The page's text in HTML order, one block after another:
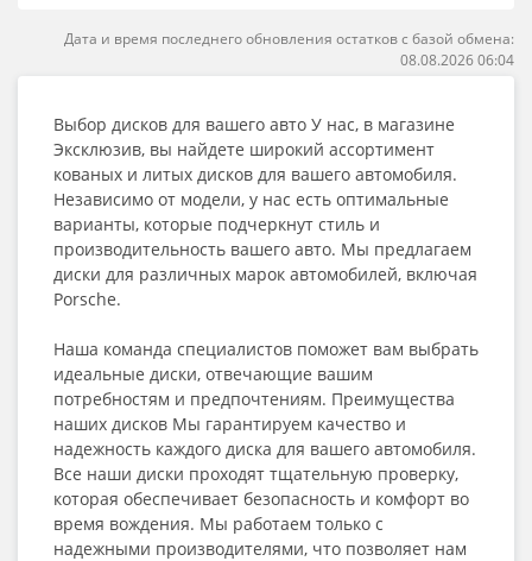
Дата и время последнего обновления остатков с базой обмена:
08.08.2026 06:04
Выбор дисков для вашего авто У нас, в магазине
Эксклюзив, вы найдете широкий ассортимент
кованых и литых дисков для вашего автомобиля.
Независимо от модели, у нас есть оптимальные
варианты, которые подчеркнут стиль и
производительность вашего авто. Мы предлагаем
диски для различных марок автомобилей, включая
Porsche.
Наша команда специалистов поможет вам выбрать
идеальные диски, отвечающие вашим
потребностям и предпочтениям. Преимущества
наших дисков Мы гарантируем качество и
надежность каждого диска для вашего автомобиля.
Все наши диски проходят тщательную проверку,
которая обеспечивает безопасность и комфорт во
время вождения. Мы работаем только с
надежными производителями, что позволяет нам